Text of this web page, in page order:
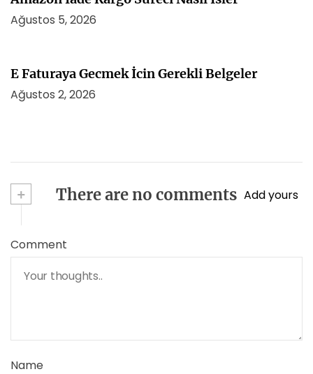
Ağustos 5, 2026
E Faturaya Gecmek İcin Gerekli Belgeler
Ağustos 2, 2026
+ There are no comments Add yours
Comment
Name